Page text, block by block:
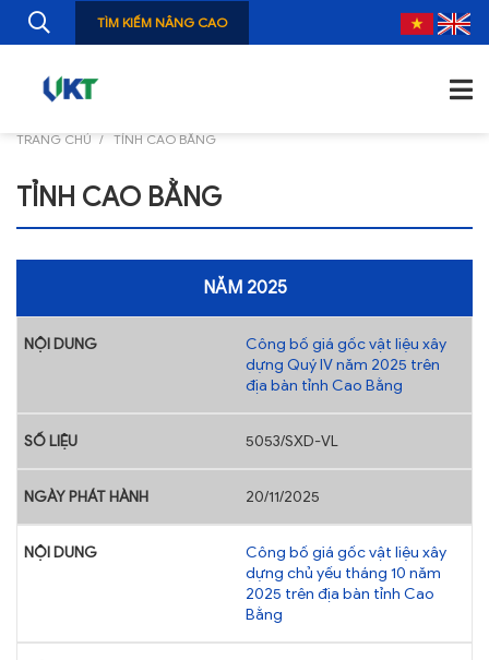
GIỚI THIỆU
TIN TỨC
ẤN PHẨM
TƯ VẤN
THÔNG TIN CÔNG BỐ
TRA CỨU VĂN BẢN
TÌM KIẾM NÂNG CAO
TRANG CHỦ TỈNH CAO BẰNG
TỈNH CAO BẰNG
NĂM 2025
Công bố giá gốc vật liệu xây
dựng Quý IV năm 2025 trên
địa bàn tỉnh Cao Bằng
5053/SXD-VL
20/11/2025
Công bố giá gốc vật liệu xây
dựng chủ yếu tháng 10 năm
2025 trên địa bàn tỉnh Cao
Bằng